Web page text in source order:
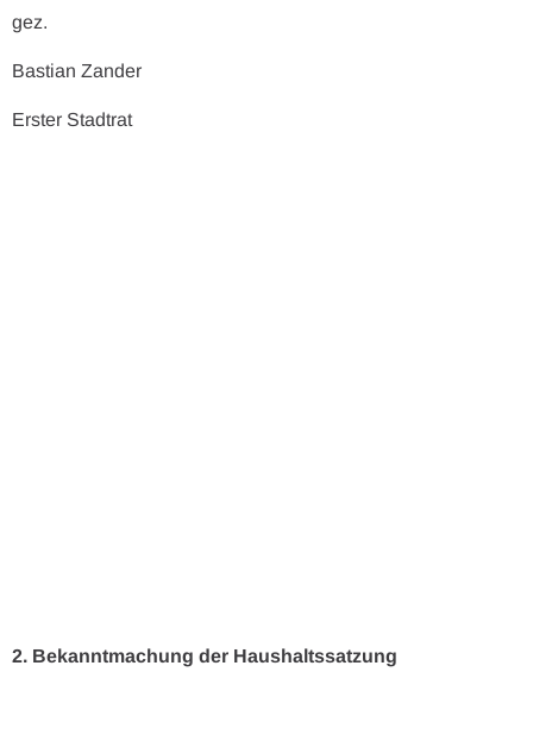
gez.
Bastian Zander
Erster Stadtrat
2. Bekanntmachung der Haushaltssatzung